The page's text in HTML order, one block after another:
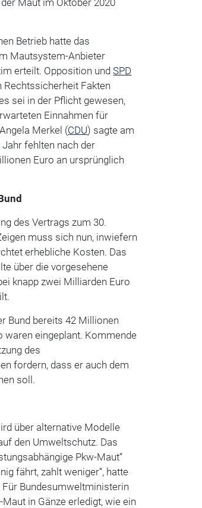
Betrieb hatte das
Mautsystem-Anbieter
erteilt. Opposition undSPD
Rechtssicherheit Fakten
sei in der Pflicht gewesen,
Einnahmen für
Merkel (CDU) sagte am
fehlten nach der
Euro an ursprünglich
des Vertrags zum 30.
muss sich nun, inwiefern
erhebliche Kosten. Das
über die vorgesehene
knapp zwei Milliarden Euro
Bund bereits 42 Millionen
waren eingeplant. Kommende
des
fordern, dass er auch dem
soll.
über alternative Modelle
den Umweltschutz. Das
Pkw-Maut“
fährt, zahlt weniger“, hatte
Bundesumweltministerin
in Gänze erledigt, wie ein